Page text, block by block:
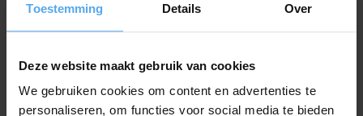
Toestemming Details Over
Deze website maakt gebruik van cookies
We gebruiken cookies om content en advertenties te
personaliseren, om functies voor social media te bieden
Hulp of advies nodig?
Heb je interesse in deze zakelijkeworkshop en